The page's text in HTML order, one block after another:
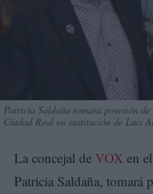
Patricia Saldaña tomará posesión
Ciudad Real en sustitución de Luis
La concejal de VOX en
Patricia Saldaña, tomará